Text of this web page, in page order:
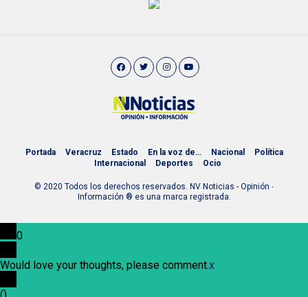
Portada Veracruz Estado En la voz de… Nacional
Política
Internacional
Deportes Ocio
© 2020 Todos los derechos reservados. NV Noticias - Opinión ∙
Información ® es una marca registrada.
0
Would love your thoughts, please comment.x
()